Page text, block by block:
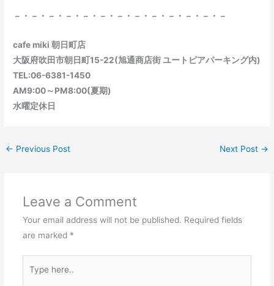
－・－・－・－・－・－・－・－・－・－・－・－・－
cafe miki 朝日町店
大阪府吹田市朝日町15-22(旭通商店街 ユートピアパーキング内)
TEL:06-6381-1450
AM9:00～PM8:00(夏期)
水曜定休日
← Previous Post Next Post →
Leave a Comment
Your email address will not be published. Required fields
are marked *
here..